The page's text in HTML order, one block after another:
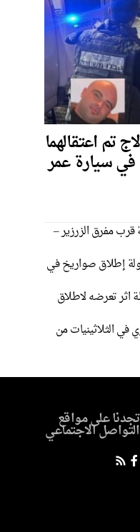
تم اعتقالهما
في سيارة عمر
مفرق الزرزير –
إطلاق صواريخ في
اثر تعرضه لاطلاق
الثلاثينيات من
تجدنا على مواقع
التواصل الاجتماعي